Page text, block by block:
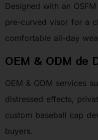
Designed with an
pre-curved visor for a
comfortable all-day
OEM & ODM de
OEM & ODM services
distressed effects,
custom baseball cap
buyers.